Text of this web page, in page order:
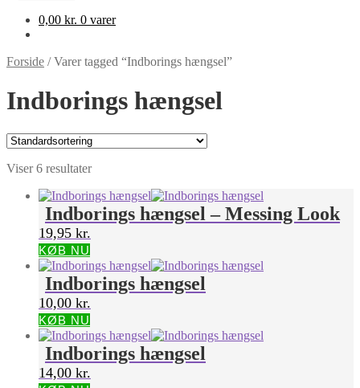
0,00 kr. 0 varer
Forside /Varer tagged “Indborings hængsel”
Indborings hængsel
Viser 6 resultater
Indborings hængsel – Messing Look
19,95 kr.
KØB NU
Indborings hængsel
10,00 kr.
KØB NU
Indborings hængsel
14,00 kr.